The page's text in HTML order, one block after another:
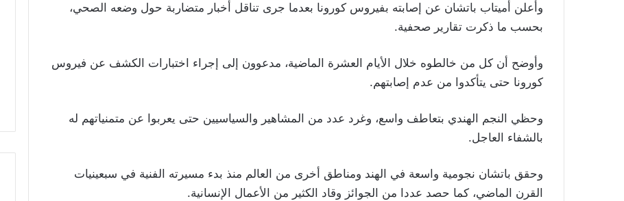
وأعلن أميتاب باتشان عن إصابته بفيروس كورونا بعدما جرى تناقل أخبار متضاربة حول وضعه الصحي،
بحسب ما ذكرت تقارير صحفية.
وأوضح أن كل من خالطوه خلال الأيام العشرة الماضية، مدعوون إلى إجراء اختبارات الكشف عن فيروس
كورونا حتى يتأكدوا من عدم إصابتهم.
وحظي النجم الهندي بتعاطف واسع، وغرد عدد من المشاهير والسياسيين حتى يعربوا عن متمنياتهم له
بالشفاء العاجل.
وحقق باتشان نجومية واسعة في الهند ومناطق أخرى من العالم منذ بدء مسيرته الفنية في سبعينيات
القرن الماضي، كما حصد عددا من الجوائز وقاد الكثير من الأعمال الإنسانية.